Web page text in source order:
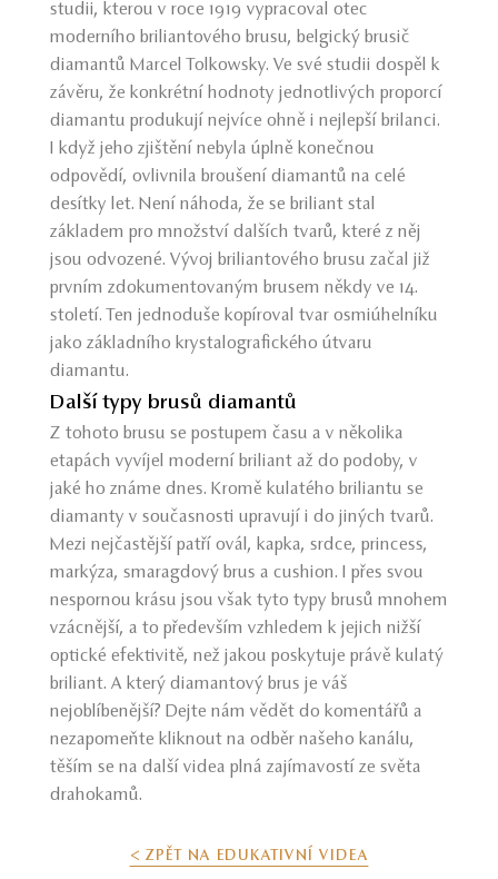
studii, kterou v roce 1919 vypracoval otec
moderního briliantového brusu, belgický brusič
diamantů Marcel Tolkowsky. Ve své studii dospěl k
závěru, že konkrétní hodnoty jednotlivých proporcí
diamantu produkují nejvíce ohně i nejlepší brilanci.
I když jeho zjištění nebyla úplně konečnou
odpovědí, ovlivnila broušení diamantů na celé
desítky let. Není náhoda, že se briliant stal
základem pro množství dalších tvarů, které z něj
jsou odvozené. Vývoj briliantového brusu začal již
prvním zdokumentovaným brusem někdy ve 14.
století. Ten jednoduše kopíroval tvar osmiúhelníku
jako základního krystalografického útvaru
diamantu.
Další typy brusů diamantů
Z tohoto brusu se postupem času a v několika
etapách vyvíjel moderní briliant až do podoby, v
jaké ho známe dnes. Kromě kulatého briliantu se
diamanty v současnosti upravují i do jiných tvarů.
Mezi nejčastější patří ovál, kapka, srdce, princess,
markýza, smaragdový brus a cushion. I přes svou
nespornou krásu jsou však tyto typy brusů mnohem
vzácnější, a to především vzhledem k jejich nižší
optické efektivitě, než jakou poskytuje právě kulatý
briliant. A který diamantový brus je váš
nejoblíbenější? Dejte nám vědět do komentářů a
nezapomeňte kliknout na odběr našeho kanálu,
těším se na další videa plná zajímavostí ze světa
drahokamů.
< ZPĚT NA EDUKATIVNÍ VIDEA